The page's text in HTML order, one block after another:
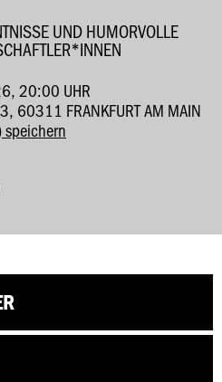
UND HUMORVOLLE
20:00 UHR
60311 FRANKFURT AM MAIN